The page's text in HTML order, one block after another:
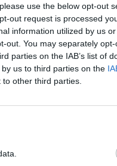
use the below opt-out
out request is processed
information utilized by us
out. You may separately
parties on the IAB’s list of
us to third parties on the
other third parties.
Le prix
à 95 euros pour
est également
devant le
heures, et le
dépasse toutes
30 décembre,
estimé à une